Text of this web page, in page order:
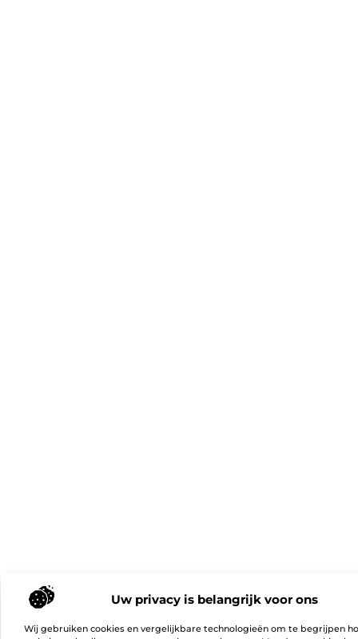
Uw privacy is belangrijk voor ons
Wij gebruiken cookies en vergelijkbare technologieën om te begrijpen